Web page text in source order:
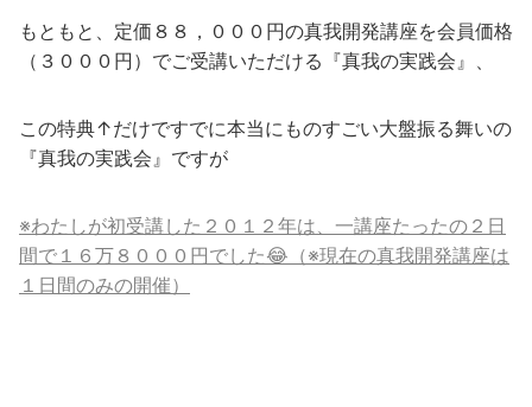
もともと、定価８８，０００円の真我開発講座を会員価格
（３０００円）でご受講いただける『真我の実践会』、
この特典↑だけですでに本当にものすごい大盤振る舞いの
『真我の実践会』ですが
※わたしが初受講した２０１２年は、一講座たったの２日
間で１６万８０００円でした😂（※現在の真我開発講座は
１日間のみの開催）